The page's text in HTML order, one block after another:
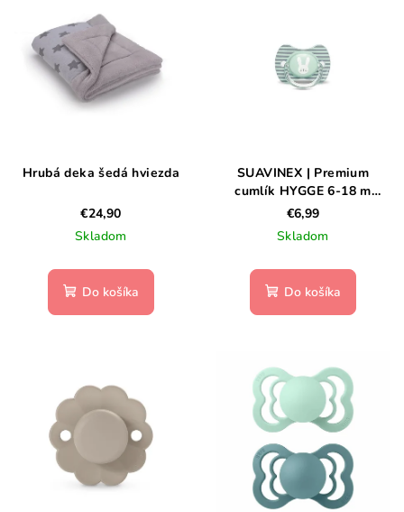
Hrubá deka šedá hviezda
€24,90
Skladom
Do košíka
SUAVINEX | Premium
cumlík HYGGE 6-18 m
PRÚŽKY - ZELENA
€6,99
Skladom
Do košíka